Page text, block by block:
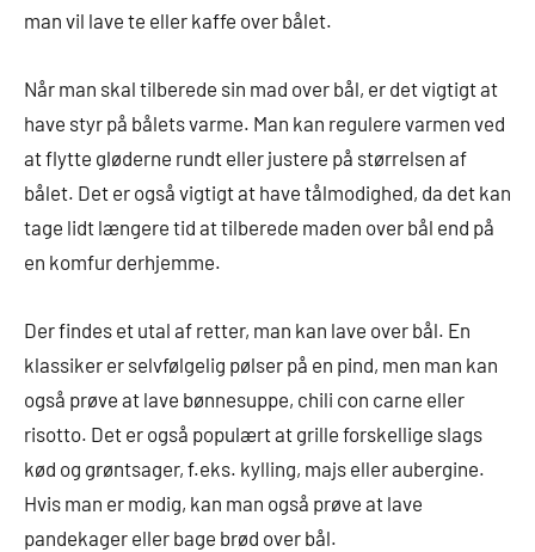
man vil lave te eller kaffe over bålet.
Når man skal tilberede sin mad over bål, er det vigtigt at
have styr på bålets varme. Man kan regulere varmen ved
at flytte gløderne rundt eller justere på størrelsen af
bålet. Det er også vigtigt at have tålmodighed, da det kan
tage lidt længere tid at tilberede maden over bål end på
en komfur derhjemme.
Der findes et utal af retter, man kan lave over bål. En
klassiker er selvfølgelig pølser på en pind, men man kan
også prøve at lave bønnesuppe, chili con carne eller
risotto. Det er også populært at grille forskellige slags
kød og grøntsager, f.eks. kylling, majs eller aubergine.
Hvis man er modig, kan man også prøve at lave
pandekager eller bage brød over bål.